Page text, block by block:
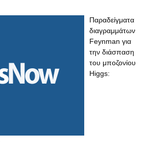
Παραδείγματα
διαγραμμάτων
Feynman για
την διάσπαση
του μποζονίου
Higgs: